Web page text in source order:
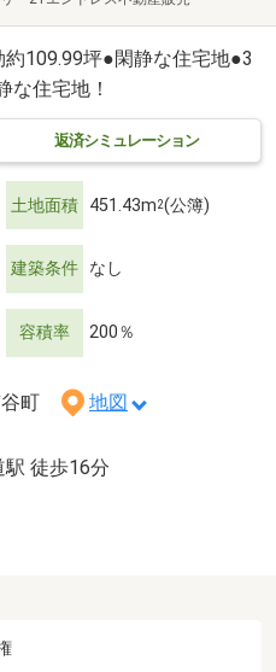
109.99坪●閑静な住宅地●3
な住宅地！
返済シミュレーション
土地面積 451.43m2(公簿)
建築条件 なし
容積率 200％
谷町 地図
徒歩16分